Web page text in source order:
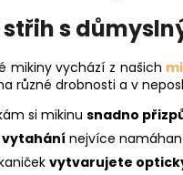
s
mikiny vychází z našich
různé drobnosti a v
si mikinu snadno
nejvíce
vytvarujete